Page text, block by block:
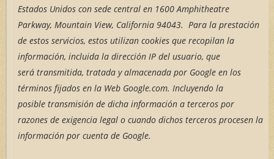
Estados Unidos con sede central en 1600 Amphitheatre
Parkway, Mountain View, California 94043. Para la prestación
de estos servicios, estos utilizan cookies que recopilan la
información, incluida la dirección IP del usuario, que
será transmitida, tratada y almacenada por Google en los
términos fijados en la Web Google.com. Incluyendo la
posible transmisión de dicha información a terceros por
razones de exigencia legal o cuando dichos terceros procesen la
información por cuenta de Google.